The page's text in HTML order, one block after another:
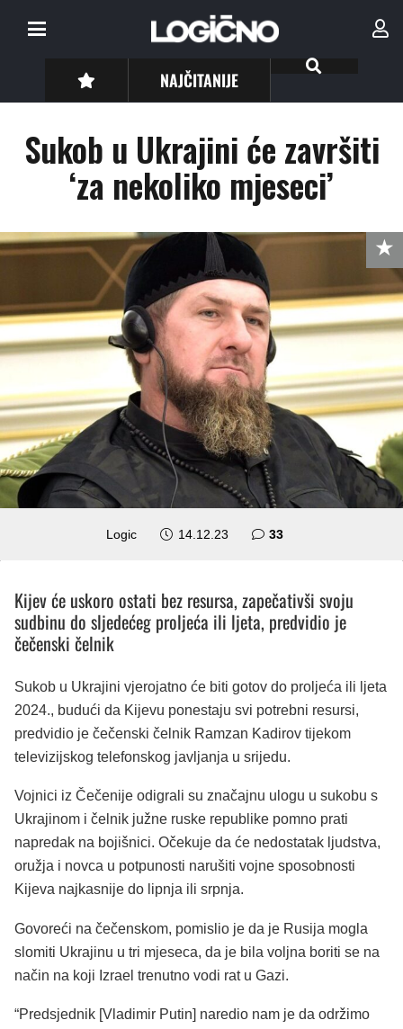
NAJČITANIJE
Sukob u Ukrajini će završiti
‘za nekoliko mjeseci’
Logic 14.12.23 33komentara
Kijev će uskoro ostati bez resursa, zapečativši svoju
sudbinu do sljedećeg proljeća ili ljeta, predvidio je
čečenski čelnik
Sukob u Ukrajini vjerojatno će biti gotov do proljeća ili ljeta
2024., budući da Kijevu ponestaju svi potrebni resursi,
predvidio je čečenski čelnik Ramzan Kadirov tijekom
televizijskog telefonskog javljanja u srijedu.
Vojnici iz Čečenije odigrali su značajnu ulogu u sukobu s
Ukrajinom i čelnik južne ruske republike pomno prati
napredak na bojišnici. Očekuje da će nedostatak ljudstva,
oružja i novca u potpunosti narušiti vojne sposobnosti
Kijeva najkasnije do lipnja ili srpnja.
Govoreći na čečenskom, pomislio je da je Rusija mogla
slomiti Ukrajinu u tri mjeseca, da je bila voljna boriti se na
način na koji Izrael trenutno vodi rat u Gazi.
“Predsjednik [Vladimir Putin] naredio nam je da održimo